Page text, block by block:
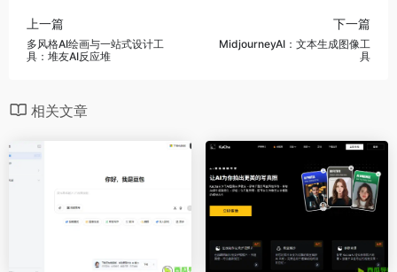
上一篇
多风格AI绘画与一站式设计工
具：堆友AI反应堆
下一篇
MidjourneyAI：文本生成图像工
具
相关文章